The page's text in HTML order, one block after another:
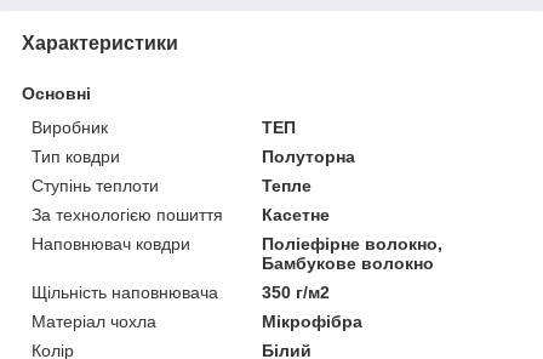
Характеристики
Основні
Виробник
ТЕП
Тип ковдри
Полуторна
Ступінь теплоти
Тепле
За технологією пошиття
Касетне
Наповнювач ковдри
Поліефірне волокно,
Бамбукове волокно
Щільність наповнювача
350 г/м2
Матеріал чохла
Мікрофібра
Колір
Білий